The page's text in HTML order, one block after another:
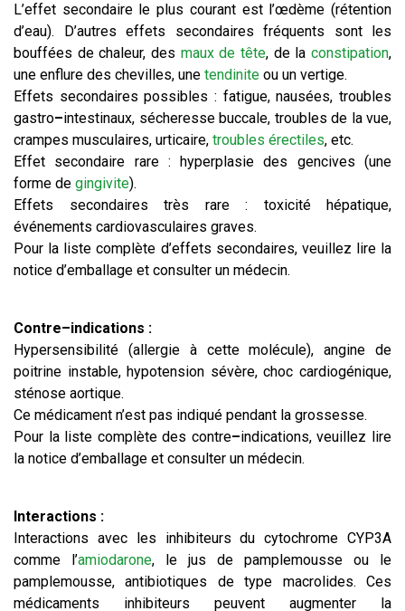
L’effet secondaire le plus courant est l’œdème (rétention
d’eau). D’autres effets secondaires fréquents sont les
bouffées de chaleur, des maux de tête, de laconstipation,
une enflure des chevilles, une tendinite ou un vertige.
Effets secondaires possibles : fatigue, nausées, troubles
gastro–intestinaux, sécheresse buccale, troubles de la vue,
crampes musculaires, urticaire, troubles érectiles, etc.
Effet secondaire rare : hyperplasie des gencives (une
forme de gingivite).
Effets secondaires très rare : toxicité hépatique,
événements cardiovasculaires graves.
Pour la liste complète d’effets secondaires, veuillez lire la
notice d’emballage et consulter un médecin.
Contre–indications :
Hypersensibilité (allergie à cette molécule), angine de
poitrine instable, hypotension sévère, choc cardiogénique,
sténose aortique.
Ce médicament n’est pas indiqué pendant la grossesse.
Pour la liste complète des contre–indications, veuillez lire
la notice d’emballage et consulter un médecin.
Interactions :
Interactions avec les inhibiteurs du cytochrome CYP3A
comme l’amiodarone, le jus de pamplemousse ou le
pamplemousse, antibiotiques de type macrolides. Ces
médicaments inhibiteurs peuvent augmenter la